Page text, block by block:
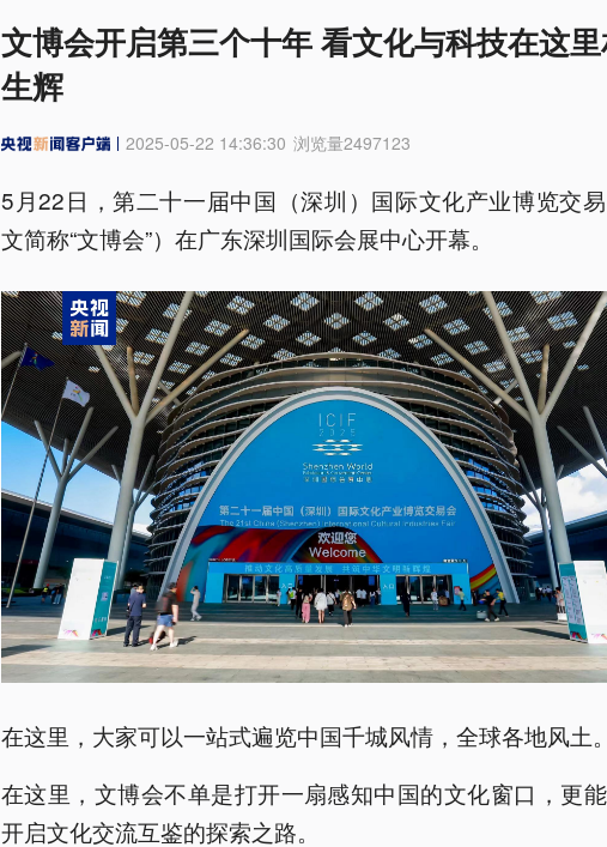
文博会开启第三个十年 看文化与科技在这
生辉
2025-05-22 14:36:30 浏览量2497123
5月22日，第二十一届中国（深圳）国际文化产业博览交
文简称“文博会”）在广东深圳国际会展中心开幕。
在这里，大家可以一站式遍览中国千城风情，全球各地风土
在这里，文博会不单是打开一扇感知中国的文化窗口，更
开启文化交流互鉴的探索之路。